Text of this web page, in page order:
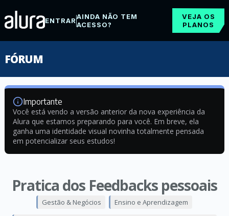
ENTRARAINDA NÃO TEM
ACESSO?
VEJA OS
PLANOS
FÓRUM
Importante
Você está vendo a versão anterior da nova experiência da
Alura que estamos preparando para você. Em breve, ela
ganha uma identidade visual novinha totalmente pensada
em potencializar seus estudos!
Pratica dos Feedbacks pessoais
Gestão & Negócios Ensino e Aprendizagem